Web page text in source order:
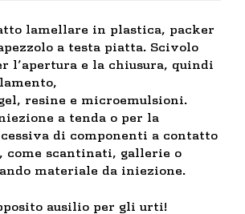
lamellare in plastica, packer
a testa piatta. Scivolo
l’apertura e la chiusura, quindi
resine e microemulsioni.
a tenda o per la
di componenti a contatto
come scantinati, gallerie o
materiale da iniezione.
ausilio per gli urti!